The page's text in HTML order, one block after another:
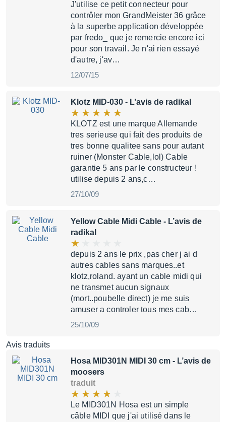
J'utilise ce petit connecteur pour
contrôler mon GrandMeister 36 grâce
à la superbe application développée
par fredo_ que je remercie encore ici
pour son travail. Je n'ai rien essayé
d'autre, j'av…
12/07/15
Klotz MID-030 - L’avis de radikal
KLOTZ est une marque Allemande
tres serieuse qui fait des produits de
tres bonne qualitee sans pour autant
ruiner (Monster Cable,lol) Cable
garantie 5 ans par le constructeur !
utilise depuis 2 ans,c…
27/10/09
Yellow Cable Midi Cable - L’avis de
radikal
depuis 2 ans le prix ,pas cher j ai d
autres cables sans marques..et
klotz,roland. ayant un cable midi qui
ne transmet aucun signaux
(mort..poubelle direct) je me suis
amuser a controler tous mes cab…
25/10/09
Avis traduits
Hosa MID301N MIDI 30 cm - L’avis de
moosers
traduit
Le MID301N Hosa est un simple
câble MIDI que j'ai utilisé dans le